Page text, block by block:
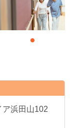
浜田山102